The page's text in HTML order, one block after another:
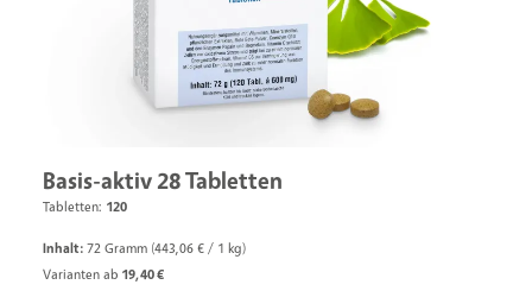
Basis-aktiv 28 Tabletten
Tabletten: 120
Inhalt: 72 Gramm (443,06 € / 1 kg)
Varianten ab 19,40 €